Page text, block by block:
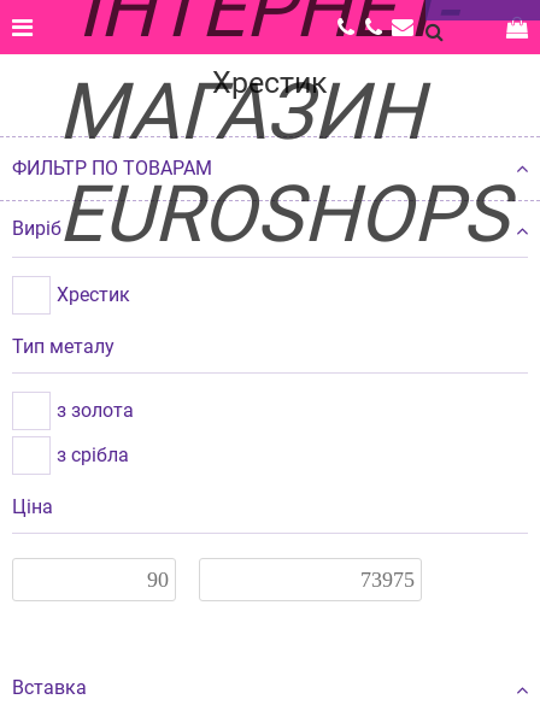
Главная | Каталог | Ювелірні вироби | Акційні пропозиції | Хрестик
Хрестик
ФИЛЬТР ПО ТОВАРАМ
Виріб
Хрестик
Тип металу
з золота
з срібла
Ціна
Вставка